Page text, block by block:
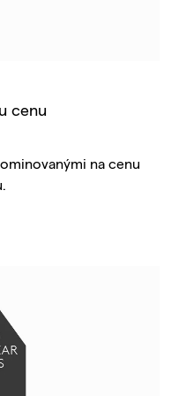
cenu
na cenu